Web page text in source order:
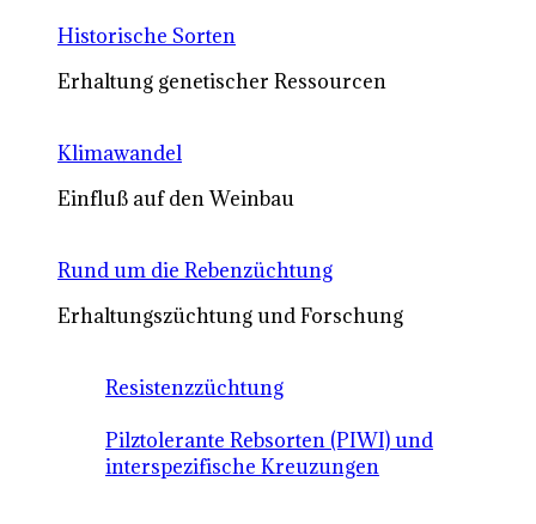
Historische Sorten
Erhaltung genetischer Ressourcen
Klimawandel
Einfluß auf den Weinbau
Rund um die Rebenzüchtung
Erhaltungszüchtung und Forschung
Resistenzzüchtung
Pilztolerante Rebsorten (PIWI) und
interspezifische Kreuzungen